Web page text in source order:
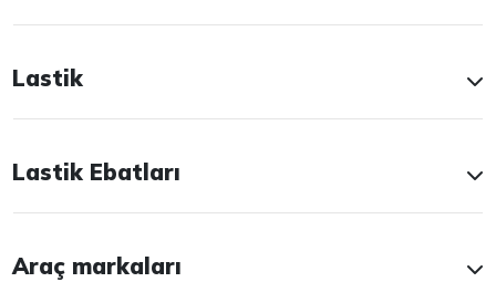
Lastik
Lastik Ebatları
Araç markaları